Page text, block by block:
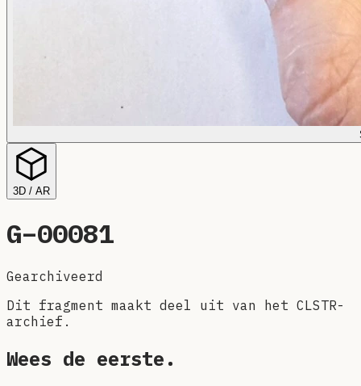
3D / AR
G–00081
Gearchiveerd
Dit fragment maakt deel uit van het CLSTR-
archief.
Wees de eerste.